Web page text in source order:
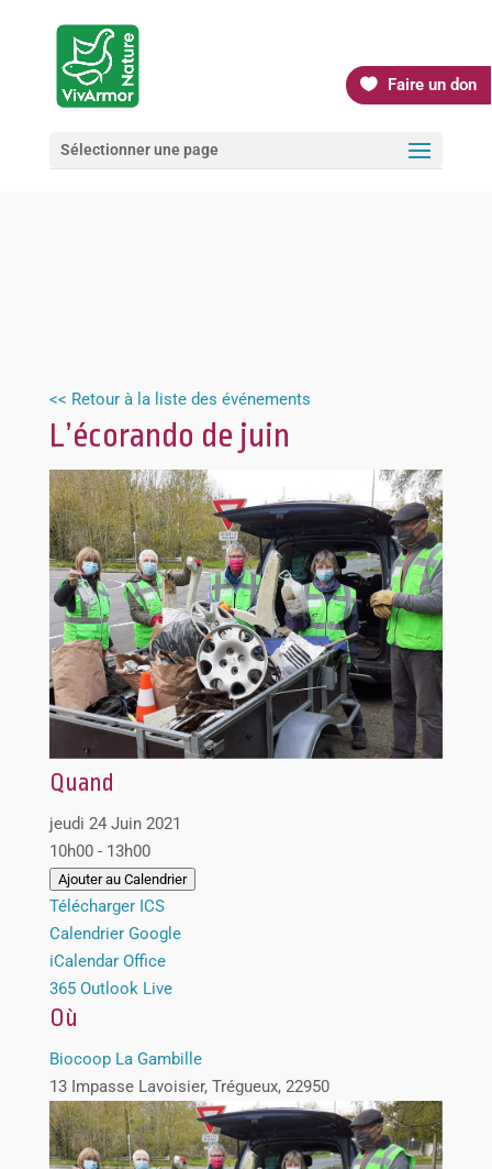
Faire un don
Sélectionner une page
<< Retour à la liste des événements
L’écorando de juin
Quand
jeudi 24 Juin 2021
10h00 - 13h00
Ajouter au Calendrier
Télécharger ICS
Calendrier Google
iCalendar Office
365 Outlook Live
Où
Biocoop La Gambille
13 Impasse Lavoisier, Trégueux, 22950